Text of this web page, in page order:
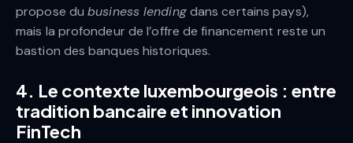
propose dubusiness lendingdans certains pays),
mais la profondeur de l’offre de financement reste un
bastion des banques historiques.
4. Le contexte luxembourgeois : entre
tradition bancaire et innovation
FinTech